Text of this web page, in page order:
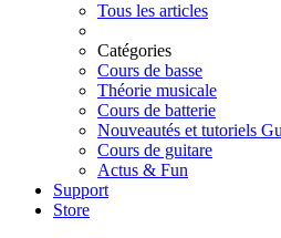
Tous les articles
Catégories
Cours de basse
Théorie musicale
Cours de batterie
Nouveautés et tutoriels
Cours de guitare
Actus & Fun
Support
Store